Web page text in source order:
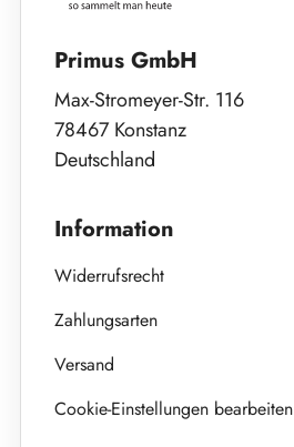
Primus GmbH
Max-Stromeyer-Str. 116
78467 Konstanz
Deutschland
Information
Widerrufsrecht
Zahlungsarten
Versand
Cookie-Einstellungen bearbeiten